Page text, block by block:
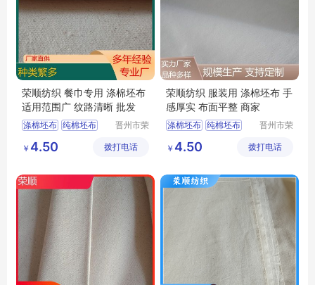
荣顺纺织 餐巾专用 涤棉坯布
适用范围广 纹路清晰 批发
涤棉坯布 纯棉坯布
涤棉起绒布
平纹坯布
晋州市荣
限公司
￥ 4.50 拨打电话
荣顺纺织 服装用 涤棉坯布 手
感厚实 布面平整 商家
涤棉坯布 纯棉坯布
平纹坯布
晋州市荣
限公司
￥ 4.50 拨打电话